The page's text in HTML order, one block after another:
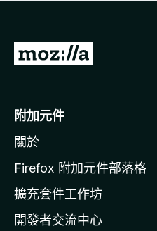
有
前
o
i
l
a
官
附加元件
關於
Firefox 附加元件部落格
擴充套件工作坊
開發者交流中心